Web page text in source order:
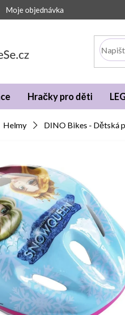
Moje objednávka
Hračky pro děti
Helmy DINO Bikes - Dětská